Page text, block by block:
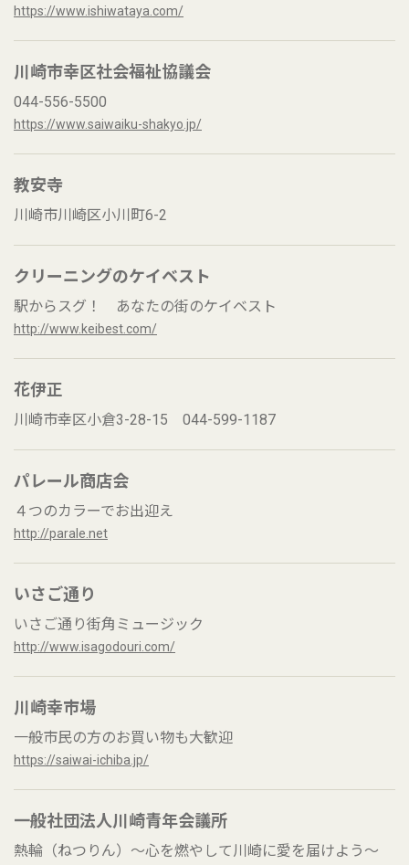
https://www.ishiwataya.com/
川崎市幸区社会福祉協議会
044-556-5500
https://www.saiwaiku-shakyo.jp/
教安寺
川崎市川崎区小川町6-2
クリーニングのケイベスト
駅からスグ！ あなたの街のケイベスト
http://www.keibest.com/
花伊正
川崎市幸区小倉3-28-15 044-599-1187
パレール商店会
４つのカラーでお出迎え
http://parale.net
いさご通り
いさご通り街角ミュージック
http://www.isagodouri.com/
川崎幸市場
一般市民の方のお買い物も大歓迎
https://saiwai-ichiba.jp/
一般社団法人川崎青年会議所
熱輪（ねつりん）～心を燃やして川崎に愛を届けよう～